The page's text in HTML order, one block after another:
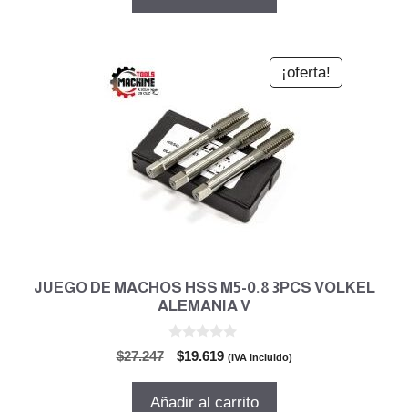
¡oferta!
JUEGO DE MACHOS HSS M5-0.8 3PCS VOLKEL
ALEMANIA V
$27.247
El
original
$19.619El
actual
(IVA incluido)
Añadir al carrito